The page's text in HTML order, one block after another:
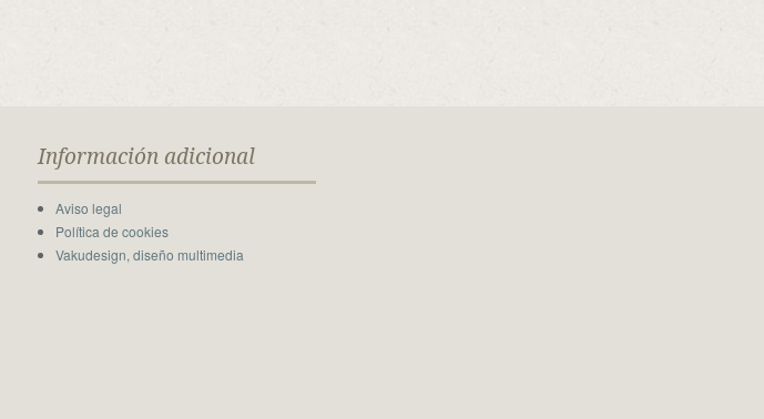
Información adicional
Aviso legal
Política de cookies
Vakudesign, diseño multimedia